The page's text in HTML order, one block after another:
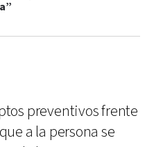
preventivos frente
a la persona se